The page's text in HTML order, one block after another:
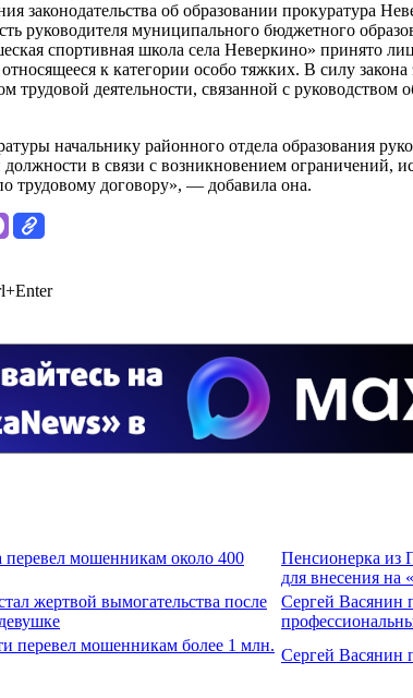
законодательства об образовании прокуратура
руководителя муниципального бюджетного
спортивная школа села Неверкино» принято
к категории особо тяжких. В силу закона
трудовой деятельности, связанной с руководством
начальнику районного отдела образования
в связи с возникновением ограничений,
трудовому договору», — добавила она.
мошенникам около 400
Пенсионерка из
для внесения на
жертвой вымогательства после
Сергей Васянин
перевел мошенникам более 1 млн.
Сергей Васянин